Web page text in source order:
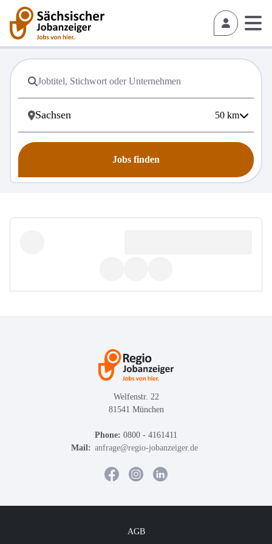
50 km
Jobs finden
Welfenstr. 22
81541 München
Phone: 0800 - 4161411
Mail: anfrage@regio-jobanzeiger.de
AGB